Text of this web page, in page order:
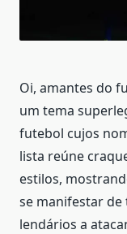
Oi, amantes do
um tema
futebol cujos
lista reúne
estilos,
se manifestar
lendários a